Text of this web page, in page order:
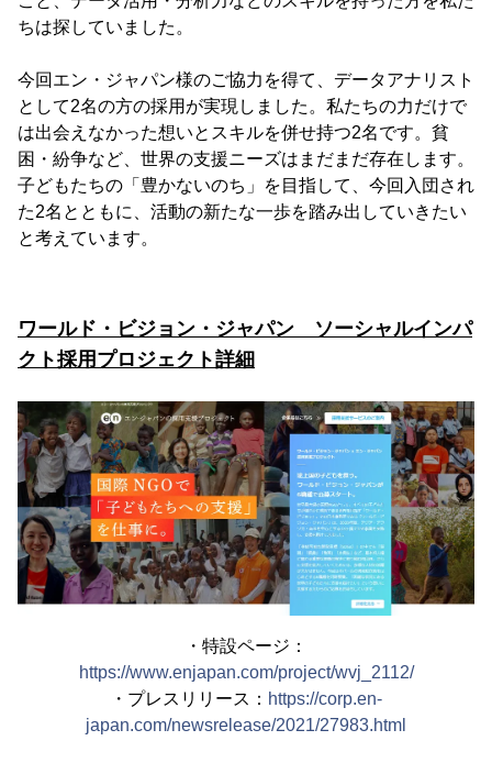
ちは探していました。
今回エン・ジャパン様のご協力を得て、データアナリスト
として2名の方の採用が実現しました。私たちの力だけで
は出会えなかった想いとスキルを併せ持つ2名です。貧
困・紛争など、世界の支援ニーズはまだまだ存在します。
子どもたちの「豊かないのち」を目指して、今回入団され
た2名とともに、活動の新たな一歩を踏み出していきたい
と考えています。
ワールド・ビジョン・ジャパン ソーシャルインパ
クト採用プロジェクト詳細
・特設ページ：
https://www.enjapan.com/project/wvj_2112/
・プレスリリース： https://corp.en-
japan.com/newsrelease/2021/27983.html